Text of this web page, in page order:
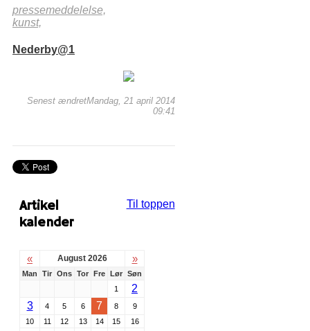
pressemeddelelse,
kunst,
Nederby@1
Senest ændretMandag, 21 april 2014
09:41
Til toppen
Artikel
kalender
« August 2026 »
Man Tir Ons Tor Fre Lør Søn
1
2
3
4 5 6 7 8
9
10
11 12 13 14 15
16